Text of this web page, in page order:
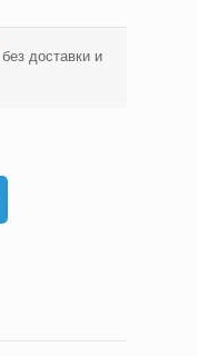
без доставки и